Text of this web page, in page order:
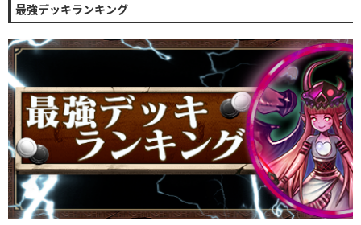
最強デッキランキング